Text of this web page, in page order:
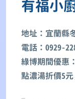
有福小
地址：宜蘭縣
電話：0929-
綠博期間優惠
點濃湯折價5